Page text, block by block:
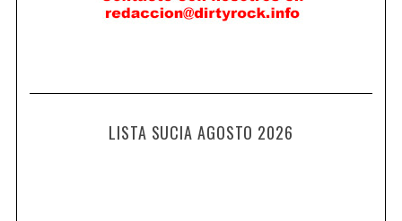
LISTA SUCIA AGOSTO 2026